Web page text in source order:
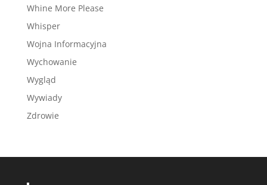
Whine More Please
Whisper
Wojna Informacyjna
Wychowanie
Wygląd
Wywiady
Zdrowie